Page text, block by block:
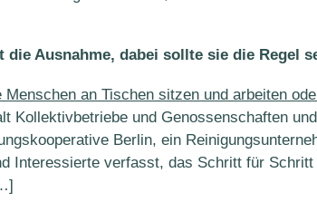
Ausnahme, dabei sollte sie die Regel
Kollektivbetriebe und Genossenschaften
Berlin, ein
Interessierte verfasst, das Schritt für